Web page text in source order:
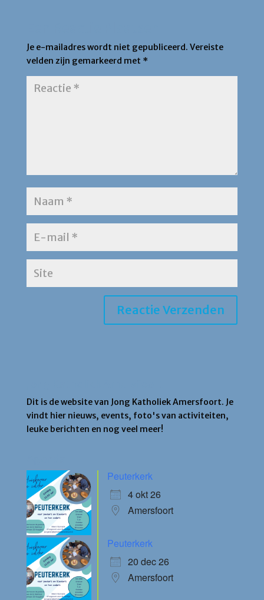
Je e-mailadres wordt niet gepubliceerd. Vereiste
velden zijn gemarkeerd met *
Dit is de website van Jong Katholiek Amersfoort. Je
vindt hier nieuws, events, foto's van activiteiten,
leuke berichten en nog veel meer!
Peuterkerk
4 okt 26
Amersfoort
Peuterkerk
20 dec 26
Amersfoort